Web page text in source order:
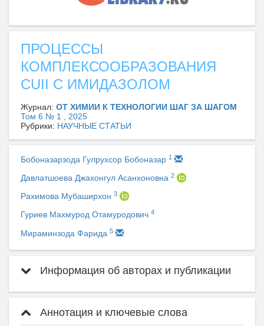
ПРОЦЕССЫ
КОМПЛЕКСООБРАЗОВАНИЯ
СUII С ИМИДАЗОЛОМ
Журнал: ОТ ХИМИИ К ТЕХНОЛОГИИ ШАГ ЗА ШАГОМ
Том 6 № 1 , 2025
Рубрики: НАУЧНЫЕ СТАТЬИ
Бобоназарзода Гулрухсор Бобоназар 1
Давлатшоева Джахонгул Асанхоновна 2
Рахимова Мубаширхон 3
Гуриев Махмурод Отамуродович 4
Мираминзода Фарида 5
Информация об авторах и публикации
Аннотация и ключевые слова